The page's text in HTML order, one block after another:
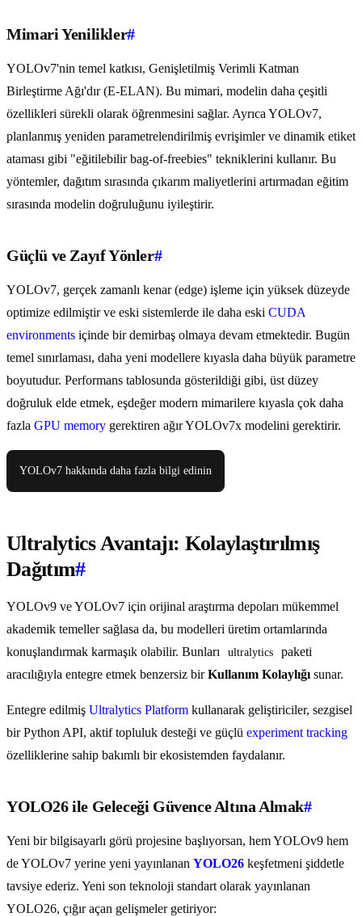
Mimari Yenilikler#
YOLOv7'nin temel katkısı, Genişletilmiş Verimli Katman
Birleştirme Ağı'dır (E-ELAN). Bu mimari, modelin daha çeşitli
özellikleri sürekli olarak öğrenmesini sağlar. Ayrıca YOLOv7,
planlanmış yeniden parametrelendirilmiş evrişimler ve dinamik etiket
ataması gibi "eğitilebilir bag-of-freebies" tekniklerini kullanır. Bu
yöntemler, dağıtım sırasında çıkarım maliyetlerini artırmadan eğitim
sırasında modelin doğruluğunu iyileştirir.
Güçlü ve Zayıf Yönler#
YOLOv7, gerçek zamanlı kenar (edge) işleme için yüksek düzeyde
optimize edilmiştir ve eski sistemlerde ile daha eski CUDA
environments içinde bir demirbaş olmaya devam etmektedir. Bugün
temel sınırlaması, daha yeni modellere kıyasla daha büyük parametre
boyutudur. Performans tablosunda gösterildiği gibi, üst düzey
doğruluk elde etmek, eşdeğer modern mimarilere kıyasla çok daha
fazla GPU memory gerektiren ağır YOLOv7x modelini gerektirir.
YOLOv7 hakkında daha fazla bilgi edinin
Ultralytics Avantajı: Kolaylaştırılmış
Dağıtım#
YOLOv9 ve YOLOv7 için orijinal araştırma depoları mükemmel
akademik temeller sağlasa da, bu modelleri üretim ortamlarında
konuşlandırmak karmaşık olabilir. Bunları
ultralytics
paketi
aracılığıyla entegre etmek benzersiz birKullanım Kolaylığı sunar.
Entegre edilmiş Ultralytics Platform kullanarak geliştiriciler, sezgisel
bir Python API, aktif topluluk desteği ve güçlü experiment tracking
özelliklerine sahip bakımlı bir ekosistemden faydalanır.
YOLO26 ile Geleceği Güvence Altına Almak#
Yeni bir bilgisayarlı görü projesine başlıyorsan, hem YOLOv9 hem
de YOLOv7 yerine yeni yayınlanan YOLO26 keşfetmeni şiddetle
tavsiye ederiz. Yeni son teknoloji standart olarak yayınlanan
YOLO26, çığır açan gelişmeler getiriyor: